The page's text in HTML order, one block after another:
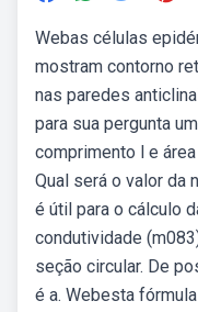
Webas células
mostram contorno
nas paredes
para sua pergunta
comprimento l e
Qual será o valor da
é útil para o cálculo
condutividade
seção circular. De
é a. Webesta